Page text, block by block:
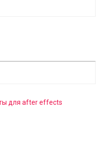
для after effects